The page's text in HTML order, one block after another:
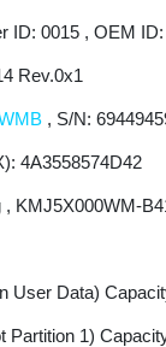
ID: 0015 , OEM
Rev.0x1
, S/N:
4A3558574D42
KMJ5X000WM-
User Data)
Partition 1)